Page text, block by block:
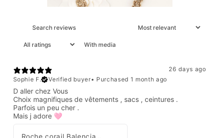
With media
26 days ago
Sophie F.
Verified buyer• Purchased 1 month ago
D aller chez Vous
Choix magnifiques de vêtements , sacs , ceintures .
Parfois un peu cher .
Mais j adore 🩷